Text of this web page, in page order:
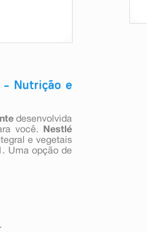
– Nutrição e
desenvolvida
você. Nestlé
e vegetais
Uma opção de